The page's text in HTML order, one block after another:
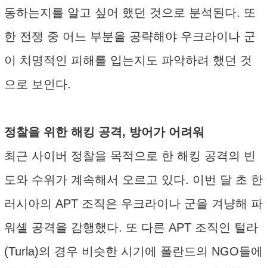
동하는지를 알고 싶어 했던 것으로 분석된다. 또
한 전쟁 중 어느 부분을 공략해야 우크라이나 군
이 치명적인 피해를 입는지도 파악하려 했던 것
으로 보인다.
정찰을 위한 해킹 공격, 방어가 어려워
최근 사이버 정찰을 목적으로 한 해킹 공격의 빈
도와 수위가 계속해서 오르고 있다. 이번 달 초 한
러시아의 APT 조직은 우크라이나 군을 겨냥해 파
워셸 공격을 감행했다. 또 다른 APT 조직인 털라
(Turla)의 경우 비슷한 시기에 폴란드의 NGO들에